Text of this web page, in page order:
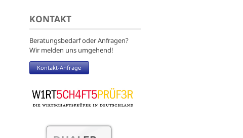
KONTAKT
Beratungsbedarf oder Anfragen?
Wir melden uns umgehend!
Kontakt-Anfrage